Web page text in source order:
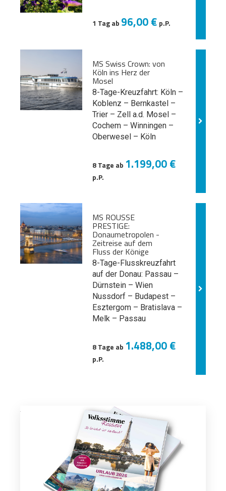
1 Tag ab 96,00 € p.P.
MS Swiss Crown: von
Köln ins Herz der
Mosel
8-Tage-Kreuzfahrt: Köln –
Koblenz – Bernkastel –
Trier – Zell a.d. Mosel –
Cochem – Winningen –
Oberwesel – Köln
8 Tage ab 1.199,00 €
p.P.
MS ROUSSE
PRESTIGE:
Donaumetropolen -
Zeitreise auf dem
Fluss der Könige
8-Tage-Flusskreuzfahrt
auf der Donau: Passau –
Dürnstein – Wien
Nussdorf – Budapest –
Esztergom – Bratislava –
Melk – Passau
8 Tage ab 1.488,00 €
p.P.